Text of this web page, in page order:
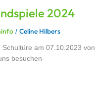
2024
/Celine Hilbers
Schultüre am 07.10.2023
besuchen